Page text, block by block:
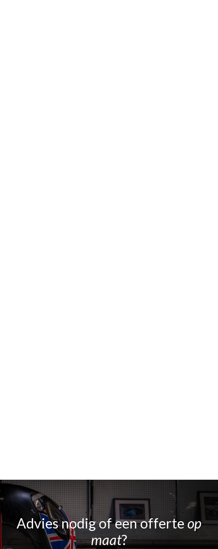
Advies nodig of een offerteop
maat?